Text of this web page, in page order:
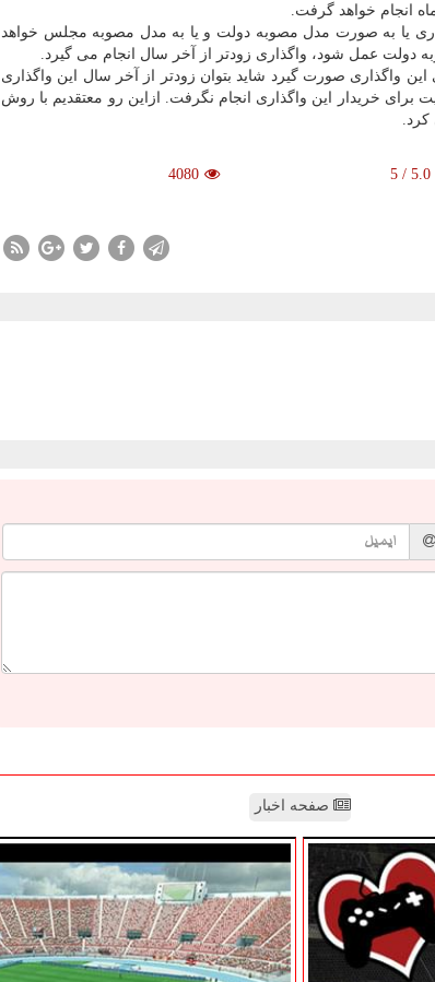
انجام خواهد گرفت.
یا به صورت مدل مصوبه دولت و یا به مدل مصوبه مجلس خواهد
دولت عمل شود، واگذاری زودتر از آخر سال انجام می گیرد.
واگذاری صورت گیرد شاید بتوان زودتر از آخر سال این واگذاری
اهلیت برای خریدار این واگذاری انجام نگرفت. ازاین رو معتقدیم با روش
كرد.
5.0
/
5
4080
صفحه اخبار